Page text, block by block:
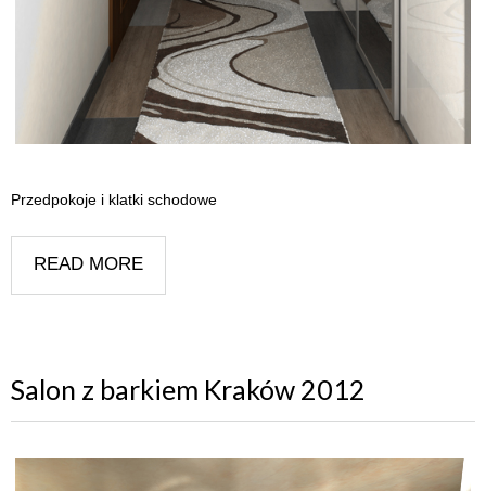
Przedpokoje i klatki schodowe
READ MORE
Salon z barkiem Kraków 2012